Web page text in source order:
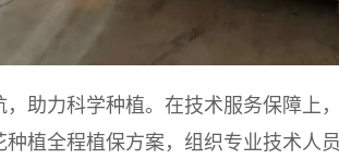
，助力科学种植。在技术服务保障上
种植全程植保方案，组织专业技术人